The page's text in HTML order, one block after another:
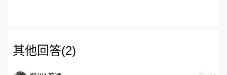
其他回答(2)